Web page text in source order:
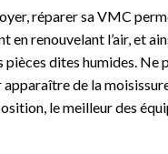
réparer sa VMC
en renouvelant l’air, et
pièces dites humides. Ne
de la
le meilleur des